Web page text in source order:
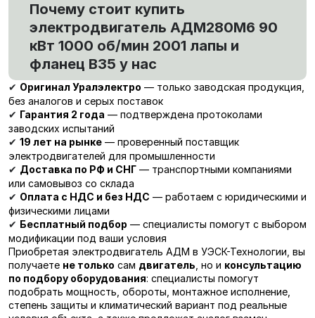
Почему стоит купить
электродвигатель АДМ280М6 90
кВт 1000 об/мин 2001 лапы и
фланец В35 у нас
✔ Оригинал Уралэлектро — только заводская продукция,
без аналогов и серых поставок
✔ Гарантия 2 года — подтверждена протоколами
заводских испытаний
✔ 19 лет на рынке — проверенный поставщик
электродвигателей для промышленности
✔ Доставка по РФ и СНГ — транспортными компаниями
или самовывоз со склада
✔ Оплата с НДС и без НДС — работаем с юридическими и
физическими лицами
✔ Бесплатный подбор — специалисты помогут с выбором
модификации под ваши условия
Приобретая электродвигатель АДМ в УЭСК-Технологии, вы
получаете не только сам двигатель , но и консультацию
по подбору оборудования: специалисты помогут
подобрать мощность, обороты, монтажное исполнение,
степень защиты и климатический вариант под реальные